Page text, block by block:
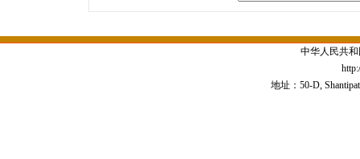
中华人民共
地址：50-D,